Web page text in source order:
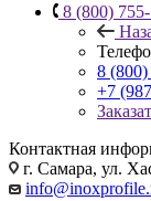
8 (800)
8
+7
Контактная
г. Самара, ул.